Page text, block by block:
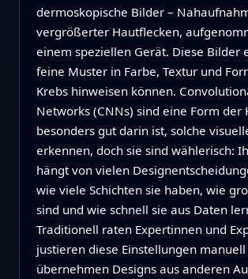
dermoskopische Bilder –
vergrößerter Hautflecken,
einem speziellen Gerät. Diese Bilder
feine Muster in Farbe, Textur und
Krebs hinweisen können.
Networks (CNNs) sind eine Form der
besonders gut darin ist, solche
erkennen, doch sie sind wählerisch:
hängt von vielen
wie viele Schichten sie haben, wie
sind und wie schnell sie aus Daten
Traditionell raten Expertinnen und
justieren diese Einstellungen
übernehmen Designs aus anderen